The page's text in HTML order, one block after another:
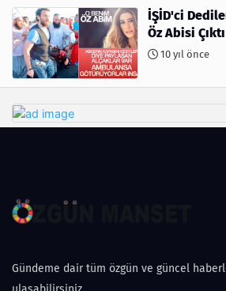
İŞİD'ci
Öz Abisi Çıktı
10 yıl önce
Gündeme dair tüm özgün ve güncel